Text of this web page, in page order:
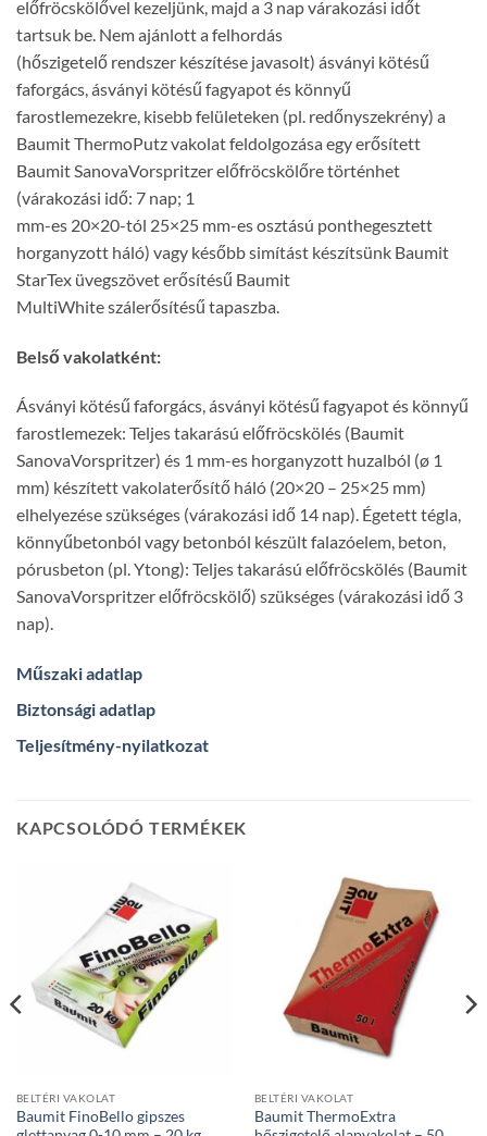
előfröcskölővel kezeljünk, majd a 3 nap várakozási időt
tartsuk be. Nem ajánlott a felhordás
(hőszigetelő rendszer készítése javasolt) ásványi kötésű
faforgács, ásványi kötésű fagyapot és könnyű
farostlemezekre, kisebb felületeken (pl. redőnyszekrény) a
Baumit ThermoPutz vakolat feldolgozása egy erősített
Baumit SanovaVorspritzer előfröcskölőre történhet
(várakozási idő: 7 nap; 1
mm-es 20×20-tól 25×25 mm-es osztású ponthegesztett
horganyzott háló) vagy később simítást készítsünk Baumit
StarTex üvegszövet erősítésű Baumit
MultiWhite szálerősítésű tapaszba.
Belső vakolatként:
Ásványi kötésű faforgács, ásványi kötésű fagyapot és könnyű
farostlemezek: Teljes takarású előfröcskölés (Baumit
SanovaVorspritzer) és 1 mm-es horganyzott huzalból (ø 1
mm) készített vakolaterősítő háló (20×20 – 25×25 mm)
elhelyezése szükséges (várakozási idő 14 nap). Égetett tégla,
könnyűbetonból vagy betonból készült falazóelem, beton,
pórusbeton (pl. Ytong): Teljes takarású előfröcskölés (Baumit
SanovaVorspritzer előfröcskölő) szükséges (várakozási idő 3
nap).
Műszaki adatlap
Biztonsági adatlap
Teljesítmény-nyilatkozat
KAPCSOLÓDÓ TERMÉKEK
BELTÉRI VAKOLAT
Baumit FinoBello gipszes
BELTÉRI VAKOLAT
Baumit ThermoExtra